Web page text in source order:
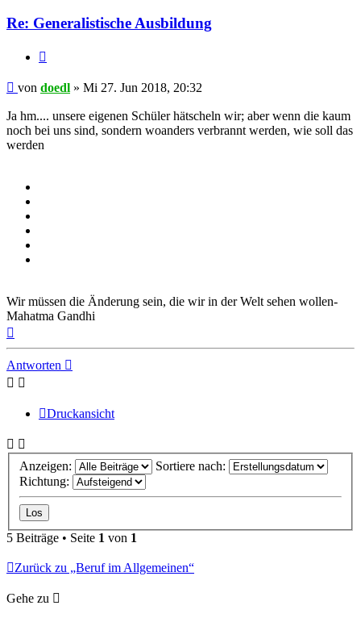
Re: Generalistische Ausbildung
Beitrag
von doedl » Mi 27. Jun 2018, 20:32
Ja hm.... unsere eigenen Schüler hätscheln wir; aber wenn die kaum
noch bei uns sind, sondern woanders verbrannt werden, wie soll das
werden
Wir müssen die Änderung sein, die wir in der Welt sehen wollen-
Mahatma Gandhi
Antworten
Druckansicht
Anzeigen:
Sortiere nach:
Richtung:
5 Beiträge • Seite 1 von 1
Zurück zu „Beruf im Allgemeinen“
Gehe zu